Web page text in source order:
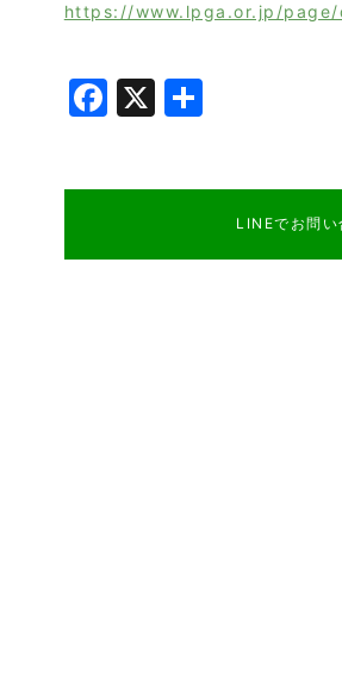
https://www.lpga.or.jp/
Facebook
X 共
LINEでお問い